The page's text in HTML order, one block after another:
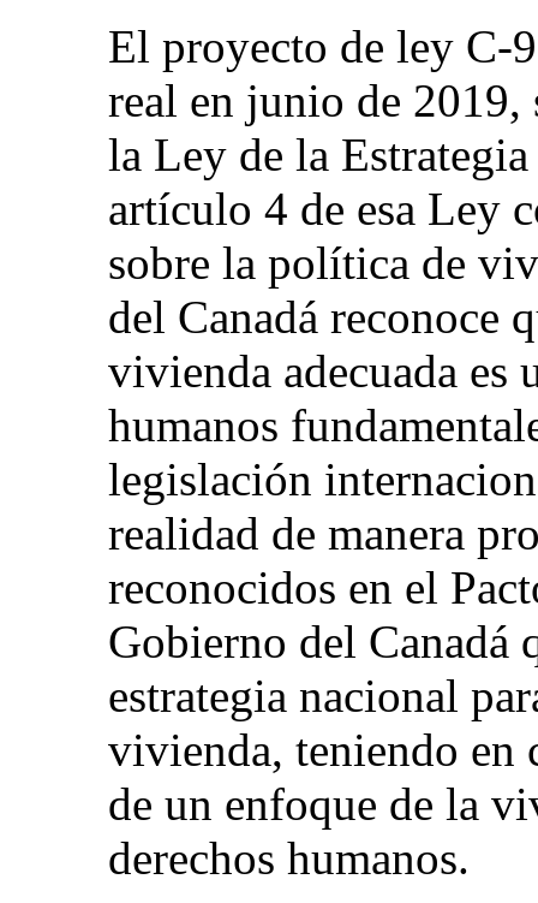
El proyecto de ley C-
real en junio de
la Ley de la
artículo 4 de esa Ley
sobre la política de
del Canadá reconoce
vivienda adecuada es
humanos
legislación
realidad de manera
reconocidos en el
Gobierno del Canadá
estrategia nacional
vivienda, teniendo en
de un enfoque de la
derechos humanos.